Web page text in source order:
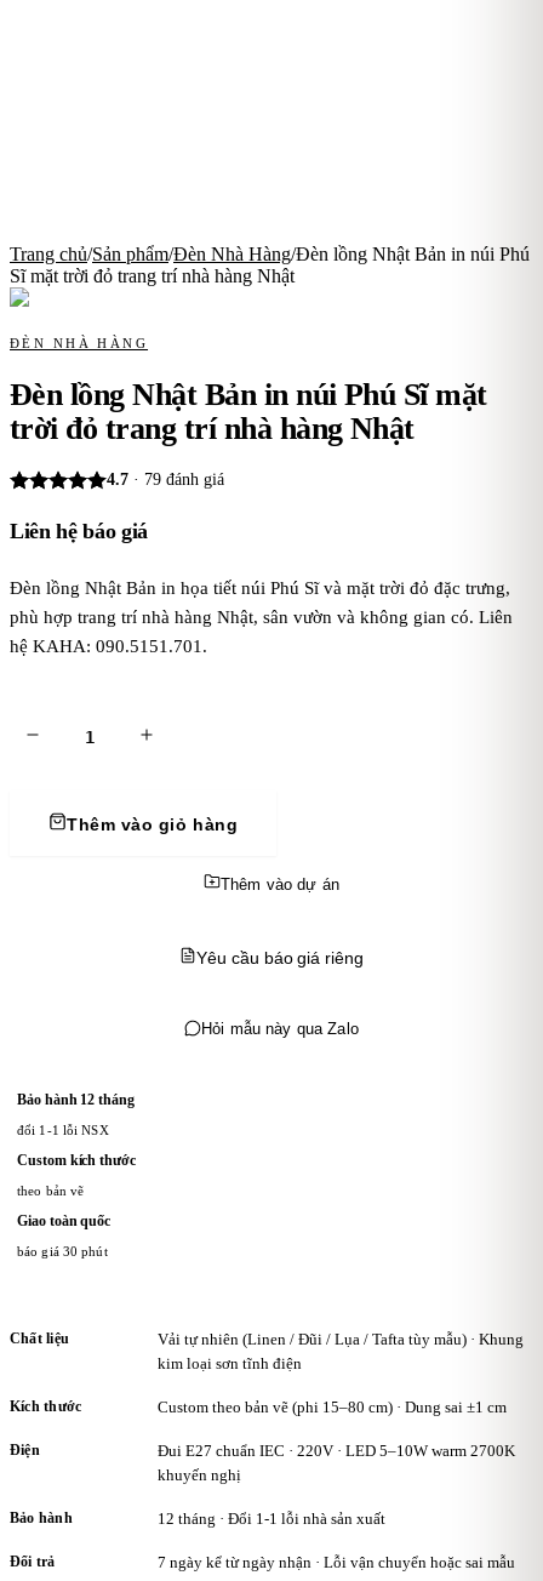
Trang chủ/Sản phẩm/Đèn Nhà Hàng/Đèn lồng Nhật Bản in núi Phú
Sĩ mặt trời đỏ trang trí nhà hàng Nhật
ĐÈN NHÀ HÀNG
Đèn lồng Nhật Bản in núi Phú Sĩ mặt
trời đỏ trang trí nhà hàng Nhật
4.7 · 79 đánh giá
Liên hệ báo giá
Đèn lồng Nhật Bản in họa tiết núi Phú Sĩ và mặt trời đỏ đặc trưng,
phù hợp trang trí nhà hàng Nhật, sân vườn và không gian có. Liên
hệ KAHA: 090.5151.701.
Thêm vào giỏ hàng
Thêm vào dự án
Yêu cầu báo giá riêng
Hỏi mẫu này qua Zalo
Bảo hành 12 tháng
đổi 1-1 lỗi NSX
Custom kích thước
theo bản vẽ
Giao toàn quốc
báo giá 30 phút
Chất liệu
Vải tự nhiên (Linen / Đũi / Lụa / Tafta tùy mẫu) · Khung
kim loại sơn tĩnh điện
Kích thước Custom theo bản vẽ (phi 15–80 cm) · Dung sai ±1 cm
Điện
Đui E27 chuẩn IEC · 220V · LED 5–10W warm 2700K
khuyến nghị
Bảo hành 12 tháng · Đổi 1-1 lỗi nhà sản xuất
Đổi trả 7 ngày kể từ ngày nhận · Lỗi vận chuyển hoặc sai mẫu